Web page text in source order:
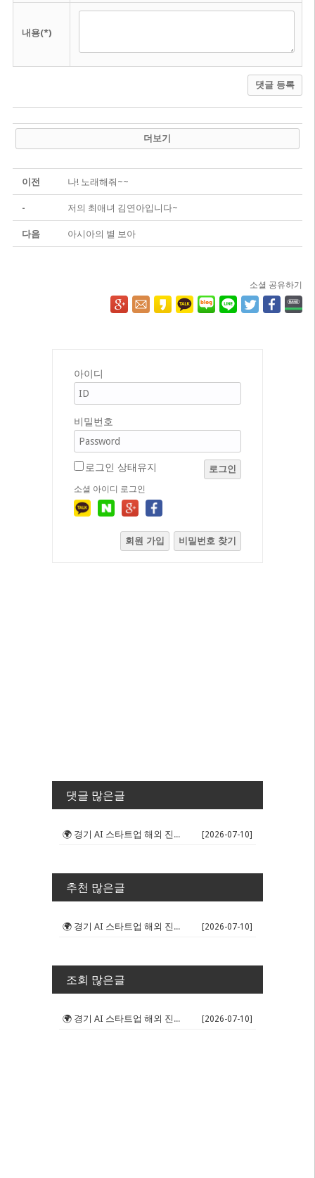
내용(*)
댓글 등록
더보기
이전 나! 노래해줘~~
- 저의 최애녀 김연아입니다~
다음 아시아의 별 보아
소셜 공유하기
아이디
비밀번호
로그인 상태유지 로그인
소셜 아이디 로그인
회원 가입 비밀번호 찾기
댓글 많은글
🌍 경기 AI 스타트업 해외 진출 판... [2026-07-10]
추천 많은글
🌍 경기 AI 스타트업 해외 진출 판... [2026-07-10]
조회 많은글
🌍 경기 AI 스타트업 해외 진출 판... [2026-07-10]